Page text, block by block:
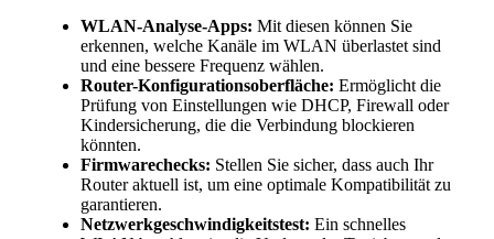
WLAN-Analyse-Apps: Mit diesen können Sie
erkennen, welche Kanäle im WLAN überlastet sind
und eine bessere Frequenz wählen.
Router-Konfigurationsoberfläche: Ermöglicht die
Prüfung von Einstellungen wie DHCP, Firewall oder
Kindersicherung, die die Verbindung blockieren
könnten.
Firmwarechecks: Stellen Sie sicher, dass auch Ihr
Router aktuell ist, um eine optimale Kompatibilität zu
garantieren.
Netzwerkgeschwindigkeitstest: Ein schnelles